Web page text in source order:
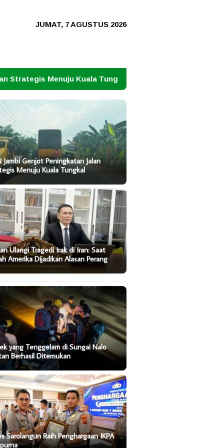
JUMAT, 7 AGUSTUS 2026
Tungkal Jangan Ulangi Tragedi Irak di Iran:
| 21:19 25 Oktober 2023 | 14:47
Jambi Genjot Peningkatan Jalan
Menuju Kuala Tungkal
Ulangi Tragedi Irak di Iran: Saat
Amerika Dijadikan Alasan Perang
yang Tenggelam di Sungai Nalo
Berhasil Ditemukan
Sarolangun Raih Penghargaan IKPA